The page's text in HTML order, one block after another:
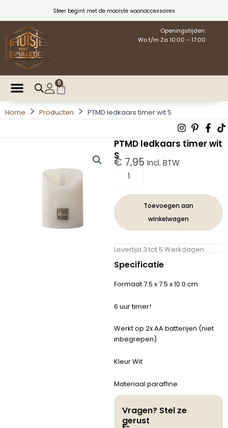
inhoud
Sfeer begint met de mooiste woonaccessoires
Openingstijden:
Wo t/m Za 10:00 – 17:00
0
Winkelwagen
Home Producten PTMD ledkaars timer wit S
Instagram
p f
PTMD ledkaars timer wit
S
€ 7,95 Incl. BTW
PTMD
ledkaars
timer
wit
S
aantal
Toevoegen aan
winkelwagen
Levertijd 3 tot 5 Werkdagen
Specificatie
Formaat 7.5 x 7.5 x 10.0 cm
6 uur timer!
Werkt op 2x AA batterijen (niet
inbegrepen)
Kleur Wit
Materiaal paraffine
Vragen? Stel ze
gerust
E-